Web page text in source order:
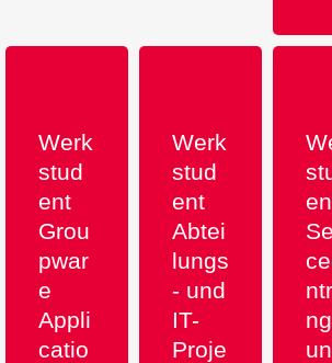
Werk
stud
ent
Grou
pwar
e
Appli
catio
Werk
stud
ent
Abtei
lungs
- und
IT-
Proje
ng